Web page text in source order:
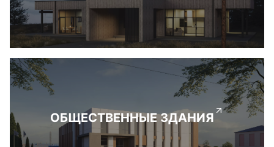
ОБЩЕСТВЕННЫЕ ЗДАНИЯ